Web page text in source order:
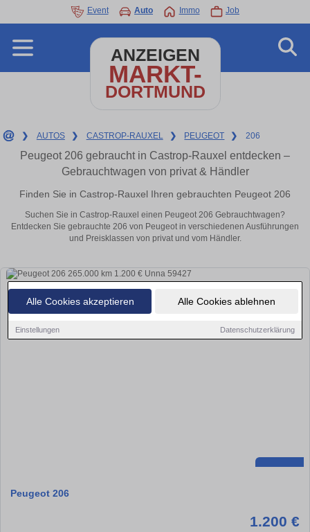
Alle Cookies akzeptieren Alle Cookies ablehnen
Einstellungen Datenschutzerklärung
Event Auto Immo Job
ANZEIGEN
MARKT-
DORTMUND
❯ AUTOS ❯ CASTROP-RAUXEL ❯ PEUGEOT ❯ 206
Peugeot 206 gebraucht in Castrop-Rauxel entdecken –
Gebrauchtwagen von privat & Händler
Finden Sie in Castrop-Rauxel Ihren gebrauchten Peugeot 206
Suchen Sie in Castrop-Rauxel einen Peugeot 206 Gebrauchtwagen?
Entdecken Sie gebrauchte 206 von Peugeot in verschiedenen Ausführungen
und Preisklassen von privat und vom Händler.
Peugeot 206
1.200 €